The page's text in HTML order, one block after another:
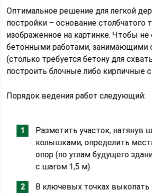
Оптимальное решение для легкой
постройки – основание столбчатого
изображенное на картинке. Чтобы не
бетонными работами, занимающими
(столько требуется бетону для
построить блочные либо кирпичные
Порядок ведения работ следующий:
Разметить участок, натянув
колышками, определить
опор (по углам будущего
с шагом 1,5 м).
В ключевых точках